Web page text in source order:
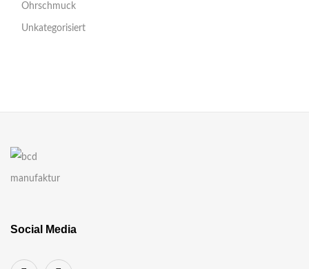
Ohrschmuck
Unkategorisiert
Social Media